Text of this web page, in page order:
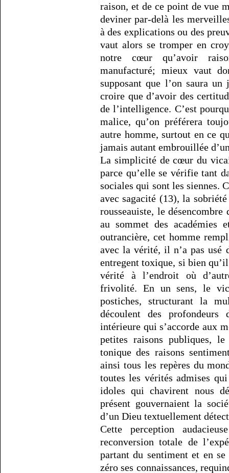
raison, et de ce point de vue
deviner par-delà les
à des explications ou des
vaut alors se tromper en
notre cœur qu’avoir
manufacturé; mieux vaut
supposant que l’on saura
croire que d’avoir des
de l’intelligence. C’est
malice, qu’on préférera
autre homme, surtout en ce
jamais autant embrouillée
La simplicité de cœur du
parce qu’elle se vérifie tant
sociales qui sont les siennes.
avec sagacité (13), la
rousseauiste, le désencombre
au sommet des académies
outrancière, cet homme
avec la vérité, il n’a pas usé
entregent toxique, si bien
vérité à l’endroit où
frivolité. En un sens, le
postiches, structurant la
découlent des
intérieure qui s’accorde aux
petites raisons publiques,
tonique des raisons
ainsi tous les repères du
toutes les vérités admises
idoles qui chavirent nous
présent gouvernaient la
d’un Dieu textuellement
Cette perception
reconversion totale de
partant du sentiment et en
zéro ses connaissances,